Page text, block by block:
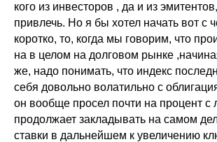
кого из инвесторов , да и из
привлечь. Но я бы хотел начать вот с
коротко, то, когда мы говорим, что
на в целом на долговом рынке
же, надо понимать, что индекс
себя довольно волатильно с
он вообще просел почти на процент
продолжает закладывать на самом
ставки в дальнейшем к увеличению